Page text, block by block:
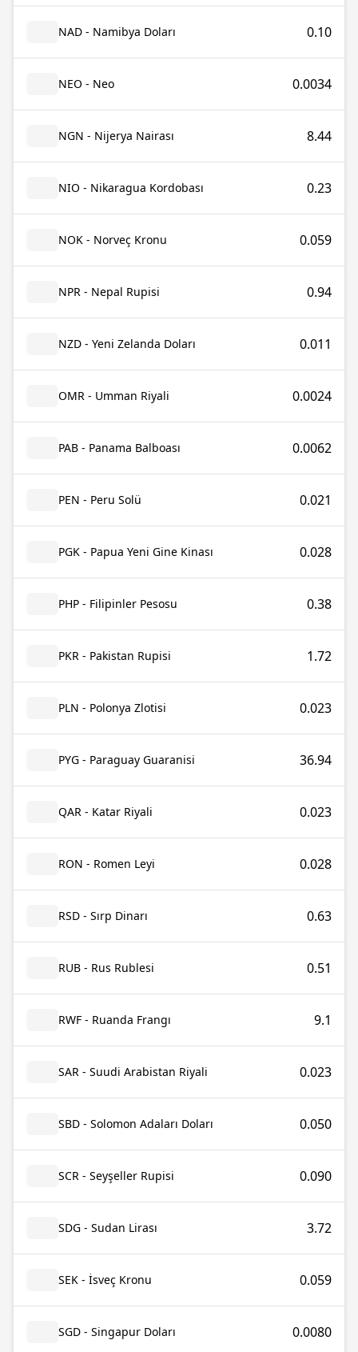
NAD - Namibya Doları 0.10
NEO - Neo 0.0034
NGN - Nijerya Nairası 8.44
NIO - Nikaragua Kordobası 0.23
NOK - Norveç Kronu 0.059
NPR - Nepal Rupisi 0.94
NZD - Yeni Zelanda Doları 0.011
OMR - Umman Riyali 0.0024
PAB - Panama Balboası 0.0062
PEN - Peru Solü 0.021
PGK - Papua Yeni Gine Kinası 0.028
PHP - Filipinler Pesosu 0.38
PKR - Pakistan Rupisi 1.72
PLN - Polonya Zlotisi 0.023
PYG - Paraguay Guaranisi 36.94
QAR - Katar Riyali 0.023
RON - Romen Leyi 0.028
RSD - Sırp Dinarı 0.63
RUB - Rus Rublesi 0.51
RWF - Ruanda Frangı 9.1
SAR - Suudi Arabistan Riyali 0.023
SBD - Solomon Adaları Doları 0.050
SCR - Seyşeller Rupisi 0.090
SDG - Sudan Lirası 3.72
SEK - İsveç Kronu 0.059
SGD - Singapur Doları 0.0080